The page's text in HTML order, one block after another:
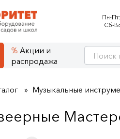
Пн-Пт:
Сб-
Акции и
распродажа
Музыкальные